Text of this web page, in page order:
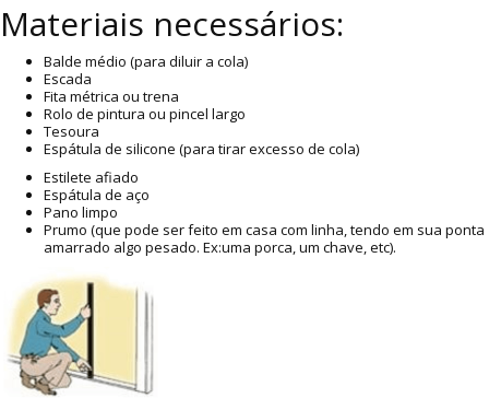
Materiais necessários:
Balde médio (para diluir a cola)
Escada
Fita métrica ou trena
Rolo de pintura ou pincel largo
Tesoura
Espátula de silicone (para tirar excesso de cola)
Estilete afiado
Espátula de aço
Pano limpo
Prumo (que pode ser feito em casa com linha, tendo em sua ponta
amarrado algo pesado. Ex:uma porca, um chave, etc).